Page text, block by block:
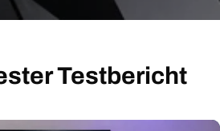
Testbericht